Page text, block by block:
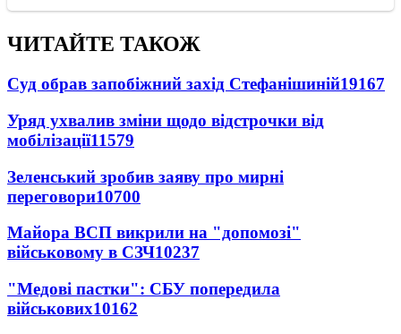
ЧИТАЙТЕ ТАКОЖ
Суд обрав запобіжний захід Стефанішиній19167
Уряд ухвалив зміни щодо відстрочки від
мобілізації11579
Зеленський зробив заяву про мирні
переговори10700
Майора ВСП викрили на "допомозі"
військовому в СЗЧ10237
"Медові пастки": СБУ попередила
військових10162